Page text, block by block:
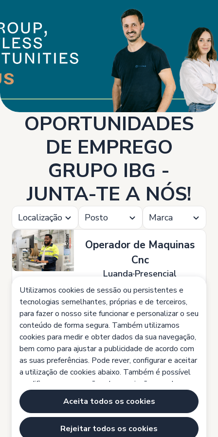
OPORTUNIDADES
DE EMPREGO
GRUPO IBG -
JUNTA-TE A NÓS!
Localização Posto Marca
Operador de Maquinas
Cnc
Luanda Presencial
Medidor Orçamentista
(acabamentos)
Luanda Presencial
Técnico(a) Comercial
Lisboa Presencial
Utilizamos cookies de sessão ou persistentes e
tecnologias semelhantes, próprias e de terceiros,
para fazer o nosso site funcionar e personalizar o seu
conteúdo de forma segura. Também utilizamos
cookies para medir e obter dados da sua navegação,
bem como para ajustar a publicidade de acordo com
as suas preferências. Pode rever, configurar e aceitar
a utilização de cookies abaixo. Também é possível
modificar as suas opções de permissão a qualquer
momento, acedendo à nossa Política de Cookies e a
mais informações clicando em https://www.ibg-
global.com/politicaprivacidade.
Aceita todos os cookies
Rejeitar todos os cookies